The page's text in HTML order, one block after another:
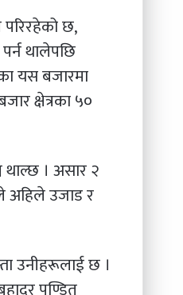
छ,
थालेपछि
यस बजारमा
क्षेत्रका ५०
थाल्छ । असार २
अहिले उजाड र
उनीहरूलाई छ ।